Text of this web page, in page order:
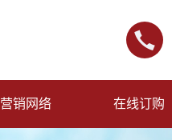
营销网络 在线订购